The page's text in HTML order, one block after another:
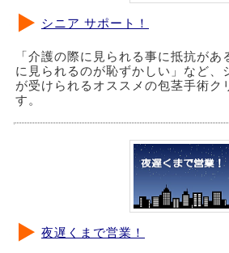
シニア サポート！
「介護の際に見られる事に抵抗が
に見られるのが恥ずかしい」など、
が受けられるオススメの包茎手術ク
す。
夜遅くまで営業！